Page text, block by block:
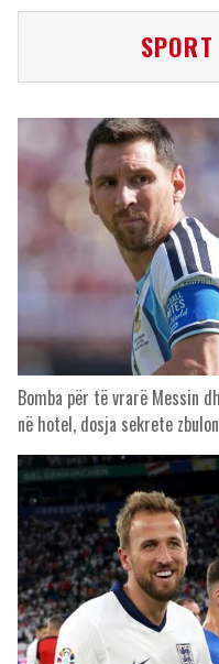
Bomba për të vrarë Messin
në hotel, dosja sekrete